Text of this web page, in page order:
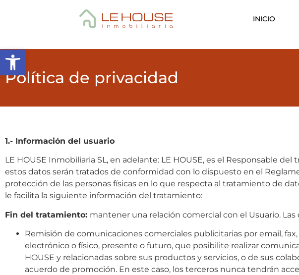
Abrir barra de herramientas
INICIO
Política de privacidad
1.- Información del usuario
LE HOUSE Inmobiliaria SL, en adelante: LE HOUSE, es el Responsable
estos datos serán tratados de conformidad con lo dispuesto en el
protección de las personas físicas en lo que respecta al tratamiento de
le facilita la siguiente información del tratamiento:
Fin del tratamiento: mantener una relación comercial con el Usuario.
Remisión de comunicaciones comerciales publicitarias por email,
electrónico o físico, presente o futuro, que posibilite realizar
HOUSE y relacionadas sobre sus productos y servicios, o de sus
acuerdo de promoción. En este caso, los terceros nunca tendrán